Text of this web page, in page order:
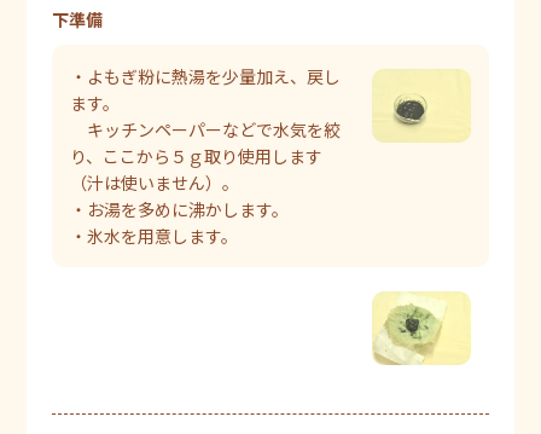
下準備
・よもぎ粉に熱湯を少量加え、戻し
ます。
キッチンペーパーなどで水気を絞
り、ここから５ｇ取り使用します
（汁は使いません）。
・お湯を多めに沸かします。
・氷水を用意します。